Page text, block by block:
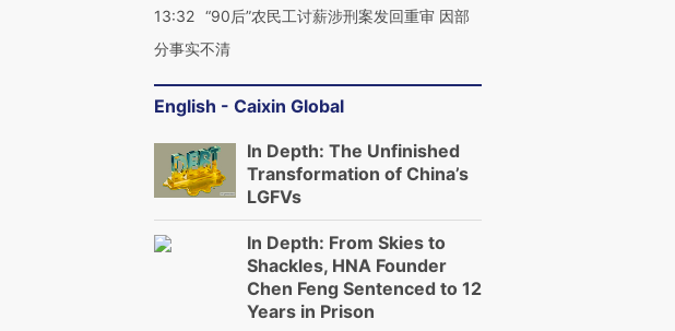
13:32 “90后”农民工讨薪涉刑案发回重审 因部
分事实不清
English - Caixin Global
In Depth: The Unfinished
Transformation of China’s
LGFVs
In Depth: From Skies to
Shackles, HNA Founder
Chen Feng Sentenced to 12
Years in Prison